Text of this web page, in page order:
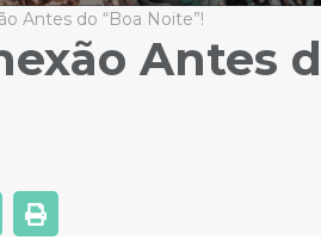
Antes do “Boa Noite”!
Antes